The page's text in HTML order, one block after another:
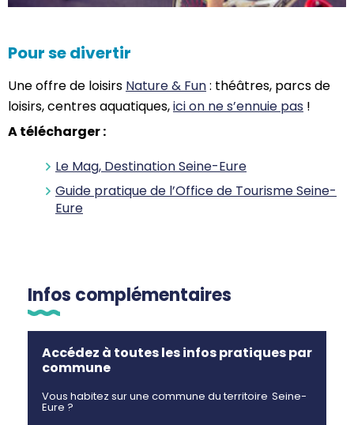
Pour se divertir
Une offre de loisirs Nature & Fun: théâtres, parcs de
loisirs, centres aquatiques,ici on ne s’ennuie pas !
A télécharger :
Le Mag, Destination Seine-Eure
Guide pratique de l’Office de Tourisme Seine-
Eure
Infos complémentaires
Accédez à toutes les infos pratiques par
commune
Vous habitez sur une commune du territoire Seine-
Eure ?